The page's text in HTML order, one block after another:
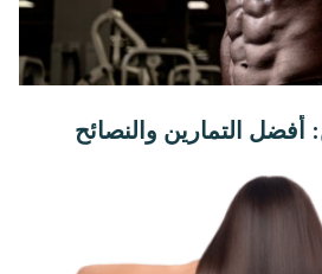
التمارين والنصائح